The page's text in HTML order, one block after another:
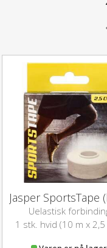
Uelastisk
1 stk. hvid (10 m x 2,5